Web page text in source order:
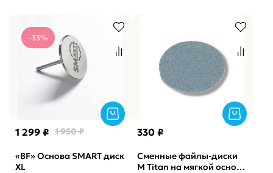
-33%
1 299 ₽ 1 950 ₽
«BF» Основа SMART диск
XL
330 ₽
Сменные файлы-диски
M Titan на мягкой основе